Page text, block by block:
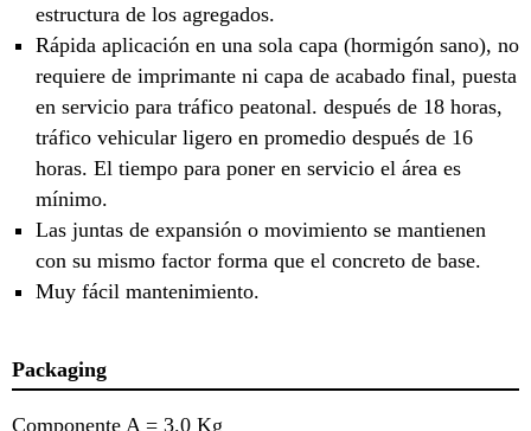
estructura de los agregados.
Rápida aplicación en una sola capa (hormigón sano), no
requiere de imprimante ni capa de acabado final, puesta
en servicio para tráfico peatonal. después de 18 horas,
tráfico vehicular ligero en promedio después de 16
horas. El tiempo para poner en servicio el área es
mínimo.
Las juntas de expansión o movimiento se mantienen
con su mismo factor forma que el concreto de base.
Muy fácil mantenimiento.
Packaging
Componente A = 3.0 Kg